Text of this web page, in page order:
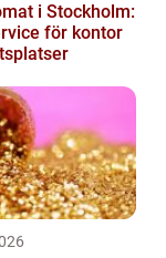
i Stockholm:
för kontor